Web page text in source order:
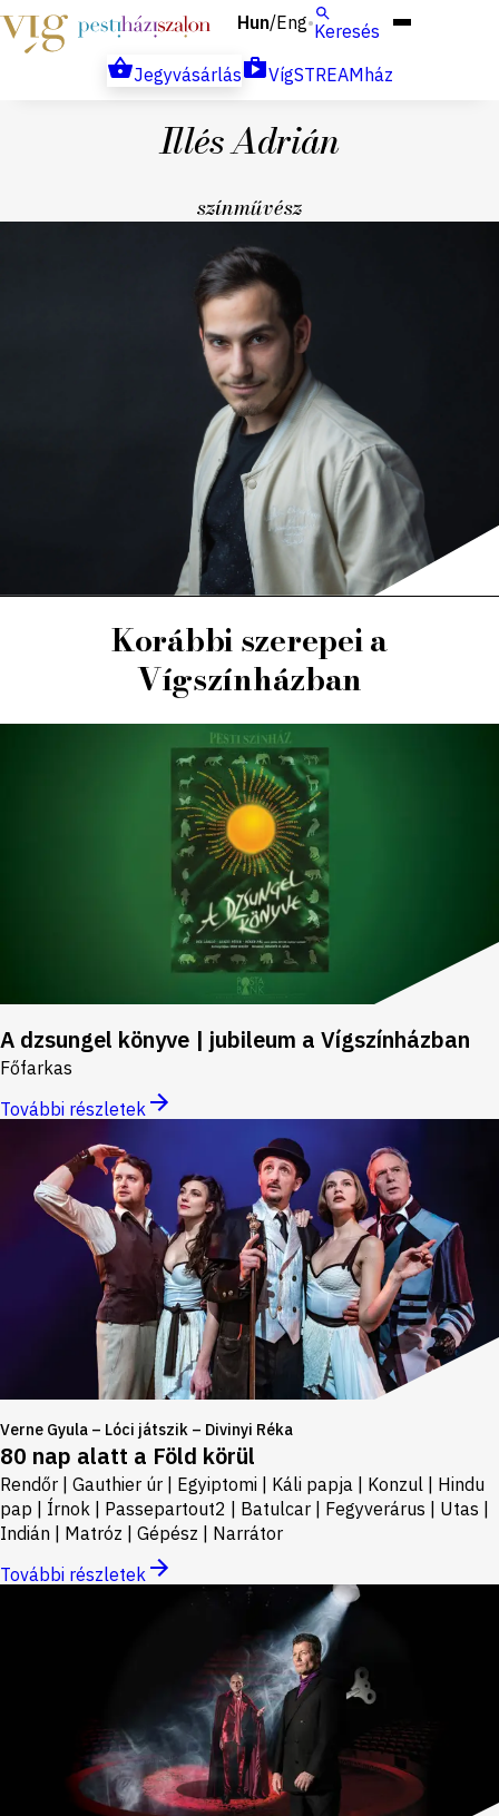
Hun/Eng Keresés
Jegyvásárlás
VígSTREAMház
Illés Adrián
színművész
Korábbi szerepei a
Vígszínházban
A dzsungel könyve | jubileum a Vígszínházban
Főfarkas
További részletek
Verne Gyula – Lóci játszik – Divinyi Réka
80 nap alatt a Föld körül
Rendőr | Gauthier úr | Egyiptomi | Káli papja | Konzul | Hindu
pap | Írnok | Passepartout2 | Batulcar | Fegyverárus | Utas |
Indián | Matróz | Gépész | Narrátor
További részletek